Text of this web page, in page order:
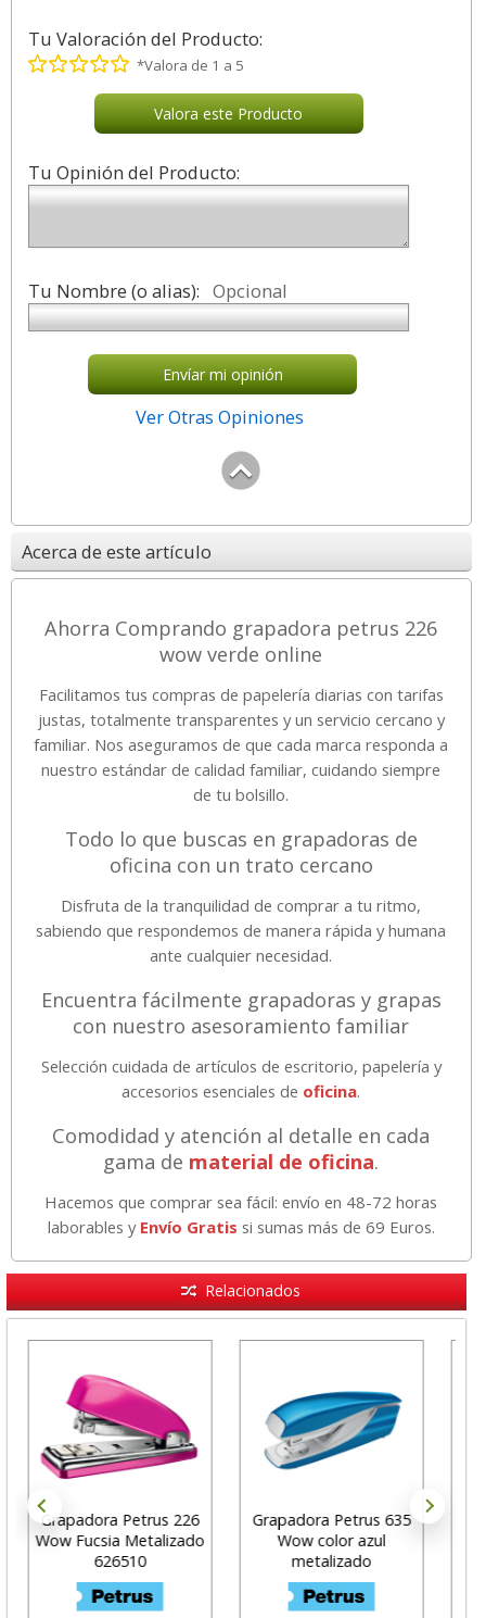
Tu Valoración del Producto:
*Valora de 1 a 5
Valora este Producto
Tu Opinión del Producto:
Tu Nombre (o alias): Opcional
Envíar mi opinión
Ver Otras Opiniones
Acerca de este artículo
Ahorra Comprando grapadora petrus 226
wow verde online
Facilitamos tus compras de papelería diarias con tarifas
justas, totalmente transparentes y un servicio cercano y
familiar. Nos aseguramos de que cada marca responda a
nuestro estándar de calidad familiar, cuidando siempre
de tu bolsillo.
Todo lo que buscas en grapadoras de
oficina con un trato cercano
Disfruta de la tranquilidad de comprar a tu ritmo,
sabiendo que respondemos de manera rápida y humana
ante cualquier necesidad.
Encuentra fácilmente grapadoras y grapas
con nuestro asesoramiento familiar
Selección cuidada de artículos de escritorio, papelería y
accesorios esenciales de oficina.
Comodidad y atención al detalle en cada
gama de material de oficina.
Hacemos que comprar sea fácil: envío en 48-72 horas
laborables y Envío Gratis si sumas más de 69 Euros.
Relacionados
Grapadora Petrus 226
Wow Fucsia Metalizado
626510
Grapadora Petrus 635
Wow color azul
metalizado